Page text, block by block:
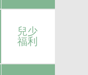
兒少
福利